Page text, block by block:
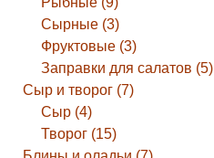
Сырные (3)
Фруктовые (3)
Заправки для салатов (5)
Сыр и творог (7)
Сыр (4)
Творог (15)